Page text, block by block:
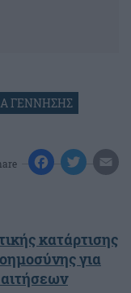
ΓΕΝΝΗΣΗΣ
κατάρτισης
για